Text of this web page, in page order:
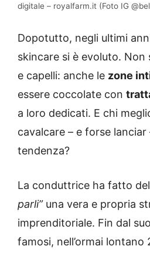
digitale – royalfarm.it (Foto IG
Dopotutto, negli ultimi
skincare si è evoluto. Non
e capelli: anche le zone
essere coccolate con
a loro dedicati. E chi
cavalcare – e forse lanciar
tendenza?
La conduttrice ha fatto del
parli” una vera e propria
imprenditoriale. Fin dal
famosi, nell’ormai